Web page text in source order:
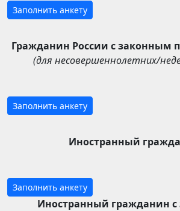
Заполнить анкету
Гражданин России с законным
(для несовершеннолетних/
Заполнить анкету
Иностранный
Заполнить анкету
Иностранный гражданин